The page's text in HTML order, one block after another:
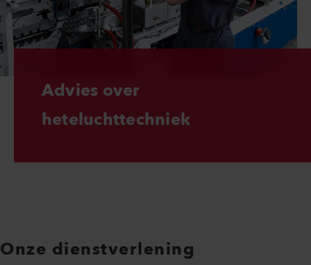
Advies over
heteluchttechniek
Onze dienstverlening